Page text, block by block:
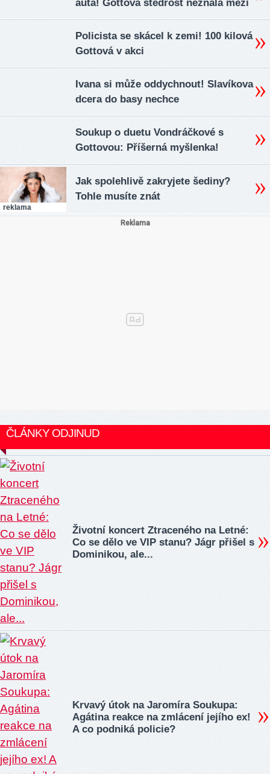
auta! Gottova štědrost neznala mezí
Policista se skácel k zemi! 100 kilová
Gottová v akci
Ivana si může oddychnout! Slavíkova
dcera do basy nechce
Soukup o duetu Vondráčkové s
Gottovou: Příšerná myšlenka!
reklama
Jak spolehlivě zakryjete šediny?
Tohle musíte znát
ČLÁNKY ODJINUD
Životní koncert Ztraceného na Letné:
Co se dělo ve VIP stanu? Jágr přišel s
Dominikou, ale...
Krvavý útok na Jaromíra Soukupa:
Agátina reakce na zmlácení jejího ex!
A co podniká policie?